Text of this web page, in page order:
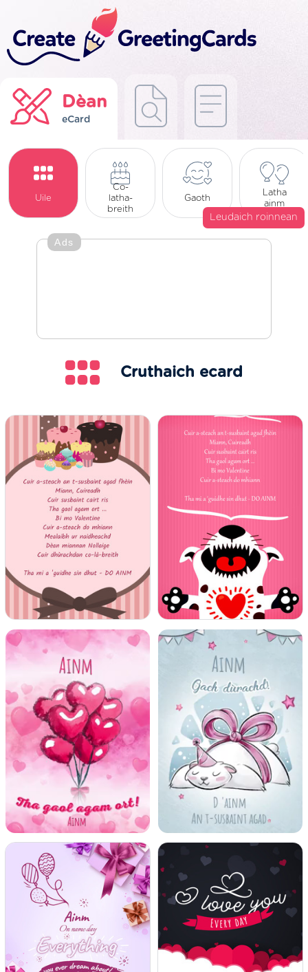
Dèan
eCard
Uile
Co-
latha-
breith
Gaoth
Latha
ainm
Leudaich roinnean
Ads
Cruthaich ecard